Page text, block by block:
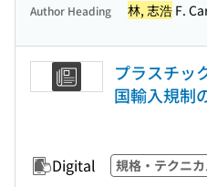
Author Heading 林, 志浩 F.
プラスチッ
国輸入規制
Digital 規格・テクニ